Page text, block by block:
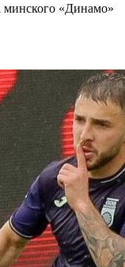
минского «Динамо»